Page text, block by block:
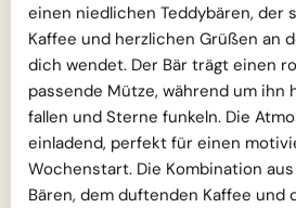
einen niedlichen Teddybären, der
Kaffee und herzlichen Grüßen an
dich wendet. Der Bär trägt einen
passende Mütze, während um ihn
fallen und Sterne funkeln. Die
einladend, perfekt für einen
Wochenstart. Die Kombination
Bären, dem duftenden Kaffee und